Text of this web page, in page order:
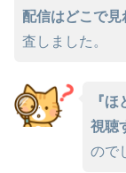
配信はどこで見
査しました。
『
視聴
ので